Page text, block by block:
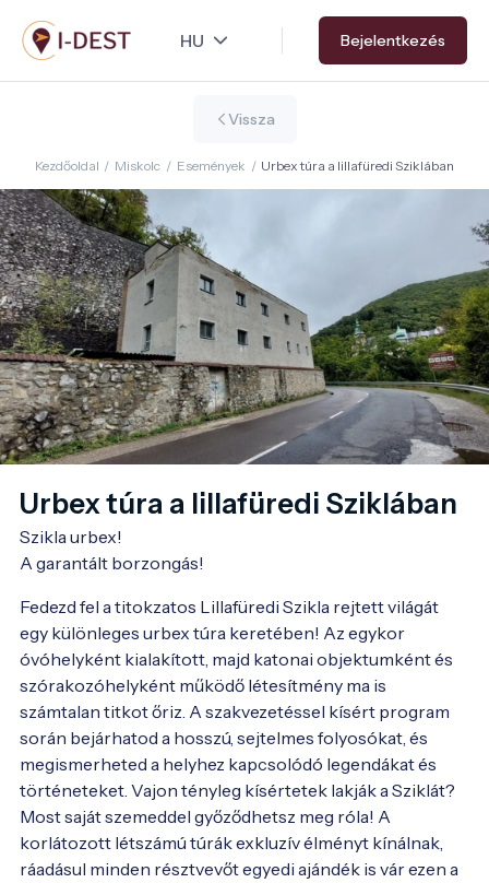
Ugrás
a
tartalomra
Bejelentkezés
Vissza
Kezdőoldal / Miskolc / Események / Urbex túra a lillafüredi Sziklában
Urbex túra a lillafüredi Sziklában
Szikla urbex!
A garantált borzongás!
Fedezd fel a titokzatos Lillafüredi Szikla rejtett világát
egy különleges urbex túra keretében! Az egykor
óvóhelyként kialakított, majd katonai objektumként és
szórakozóhelyként működő létesítmény ma is
számtalan titkot őriz. A szakvezetéssel kísért program
során bejárhatod a hosszú, sejtelmes folyosókat, és
megismerheted a helyhez kapcsolódó legendákat és
történeteket. Vajon tényleg kísértetek lakják a Sziklát?
Most saját szemeddel győződhetsz meg róla! A
korlátozott létszámú túrák exkluzív élményt kínálnak,
ráadásul minden résztvevőt egyedi ajándék is vár ezen a